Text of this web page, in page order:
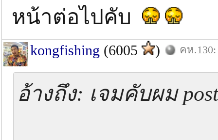
หน้าต่อไปคับ
kongfishing (6005 ) คห
อ้างถึง: เจมคับผม